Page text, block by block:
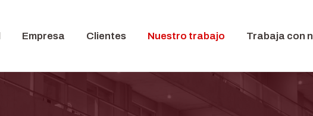
Empresa Clientes Nuestro trabajo Trabaja con